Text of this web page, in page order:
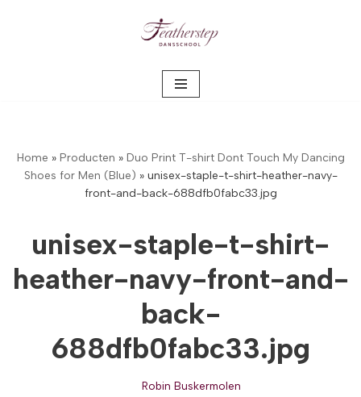
Home » Producten » Duo Print T-shirt Dont Touch My Dancing
Shoes for Men (Blue) » unisex-staple-t-shirt-heather-navy-
front-and-back-688dfb0fabc33.jpg
unisex-staple-t-shirt-
heather-navy-front-and-
back-
688dfb0fabc33.jpg
Robin Buskermolen